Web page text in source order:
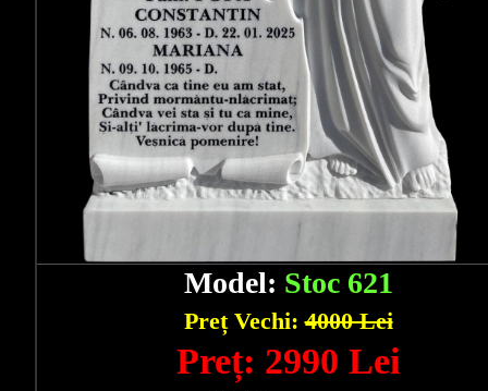
Model: Stoc 621
Preț Vechi:4000 Lei
Preț: 2990 Lei